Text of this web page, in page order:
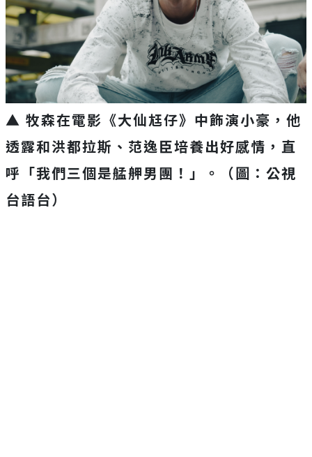
▲ 牧森在電影《大仙尪仔》中飾演小豪，他
透露和洪都拉斯、范逸臣培養出好感情，直
呼「我們三個是艋舺男團！」。（圖：公視
台語台）